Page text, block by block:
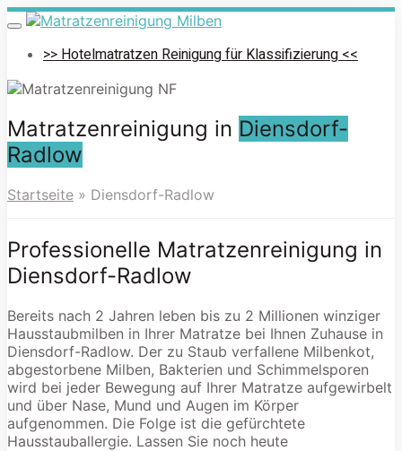
Skip
to
main
Toggle
navigation>> Hotelmatratzen Reinigung für Klassifizierung <<
Matratzenreinigung in Diensdorf-
Radlow
Startseite » Diensdorf-Radlow
Professionelle Matratzenreinigung in
Diensdorf-Radlow
Bereits nach 2 Jahren leben bis zu 2 Millionen winziger
Hausstaubmilben in Ihrer Matratze bei Ihnen Zuhause in
Diensdorf-Radlow. Der zu Staub verfallene Milbenkot,
abgestorbene Milben, Bakterien und Schimmelsporen
wird bei jeder Bewegung auf Ihrer Matratze aufgewirbelt
und über Nase, Mund und Augen im Körper
aufgenommen. Die Folge ist die gefürchtete
Hausstauballergie. Lassen Sie noch heute